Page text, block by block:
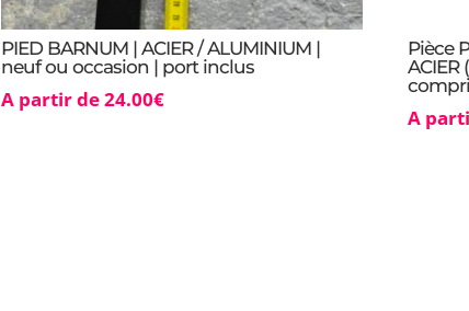
PIED BARNUM | ACIER / ALUMINIUM |
neuf ou occasion | port inclus
A partir de24.00€
Pièce
A